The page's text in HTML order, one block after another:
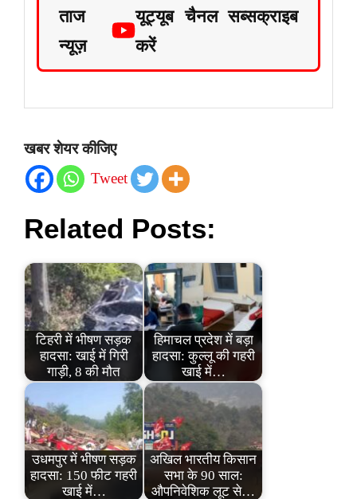
ताज
न्यूज़
यूट्यूब चैनल सब्सक्राइब
करें
खबर शेयर कीजिए
Tweet
Related Posts:
टिहरी में भीषण सड़क
हादसा: खाई में गिरी
गाड़ी, 8 की मौत
हिमाचल प्रदेश में बड़ा
हादसा: कुल्लू की गहरी
खाई में…
उधमपुर में भीषण सड़क
हादसा: 150 फीट गहरी
खाई में…
अखिल भारतीय किसान
सभा के 90 साल:
औपनिवेशिक लूट से…